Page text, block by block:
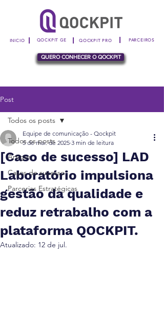
INICIO QOCKPIT GE QOCKPIT PRO PARCEIROS
QUERO CONHECER O QOCKPIT
Post
Todos os posts
Artigos
Casos de sucesso
Parcerias Estratégicas
Todos os posts
[Caso de sucesso] LAD
Laboratório impulsiona
gestão da qualidade e
reduz retrabalho com a
plataforma QOCKPIT.
Equipe de comunicação - Qockpit
5 de mai. de 2025 3 min de leitura
Atualizado: 12 de jul.